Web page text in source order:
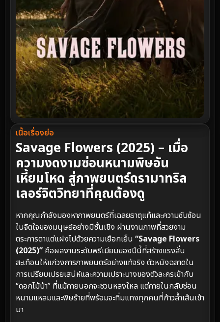
เนื้อเรื่องย่อ
Savage Flowers (2025) – เมื่อ
ความงดงามซ่อนหนามพิษอัน
เหี้ยมโหด สู่ภาพยนตร์ดรามาทริล
เลอร์จิตวิทยาที่คุณต้องดู
หากคุณกำลังมองหาภาพยนตร์ที่เฉลยธาตุแท้และความซับซ้อน
ในจิตใจของมนุษย์อย่างมีชั้นเชิง ผ่านงานภาพที่สวยงาม
ตระการตาแต่แฝงไปด้วยความเยือกเย็น “Savage Flowers
(2025)” คือผลงานระดับพรีเมียมของปีนี้ที่สร้างแรงสั่น
สะเทือนให้แก่วงการภาพยนตร์อย่างแท้จริง ตัวหนังฉลาดใน
การเปรียบเปรยเสน่ห์และความเปราะบางของตัวละครเข้ากับ
“ดอกไม้ป่า” ที่แม้ภายนอกจะชวนหลงใหล แต่ภายในกลับซ่อน
หนามแหลมและพิษร้ายที่พร้อมจะทิ่มแทงทุกคนที่ก้าวล้ำเส้นเข้า
มา